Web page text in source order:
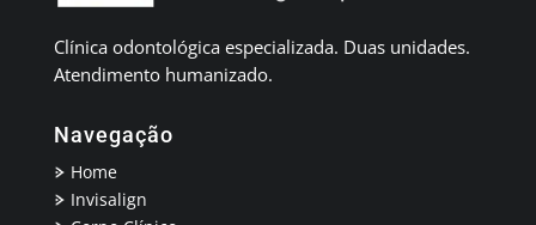
Clínica odontológica especializada. Duas unidades.
Atendimento humanizado.
Navegação
Home
Invisalign